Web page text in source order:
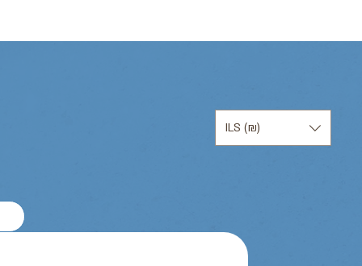
ILS (₪)